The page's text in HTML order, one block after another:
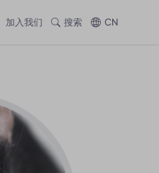
加入我们 搜索 CN